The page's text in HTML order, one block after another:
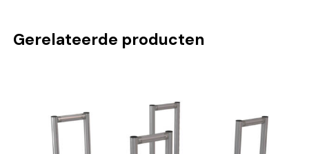
Gerelateerde producten